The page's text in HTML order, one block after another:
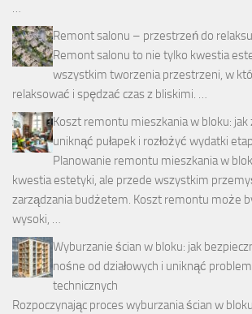
…
Remont salonu – przestrzeń do
Remont salonu to nie tylko kwestia
wszystkim tworzenia przestrzeni, w
relaksować i spędzać czas z bliskimi. …
Koszt remontu mieszkania w bloku:
uniknąć pułapek i rozłożyć wydatki
Planowanie remontu mieszkania w
kwestia estetyki, ale przede wszystkim
zarządzania budżetem. Koszt remontu może
wysoki, …
Wyburzanie ścian w bloku: jak
nośne od działowych i uniknąć
technicznych
Rozpoczynając proces wyburzania ścian w